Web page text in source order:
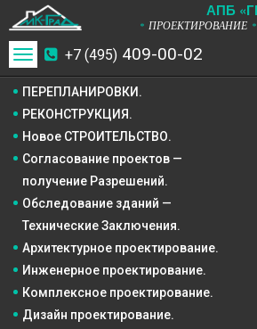
АПБ
* ПРОЕКТИРОВАНИЕ *
+7 (495) 409-00-02
Toggle
navigation
ПЕРЕПЛАНИРОВКИ.
РЕКОНСТРУКЦИЯ.
Новое СТРОИТЕЛЬСТВО.
Согласование проектов —
получение Разрешений.
Обследование зданий —
Технические Заключения.
Архитектурное проектирование.
Инженерное проектирование.
Комплексное проектирование.
Дизайн проектирование.